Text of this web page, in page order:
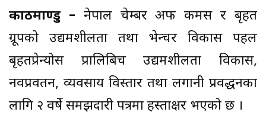
काठमाण्डु – नेपाल चेम्बर अफ कमर्स र बृहत
ग्रूपको उद्यमशीलता तथा भेन्चर विकास पहल
बृहतप्रेन्योर्स प्रालिबिच उद्यमशीलता विकास,
नवप्रवर्तन, व्यवसाय विस्तार तथा लगानी प्रवर्द्धनका
लागि २ वर्षे समझदारी पत्रमा हस्ताक्षर भएको छ ।